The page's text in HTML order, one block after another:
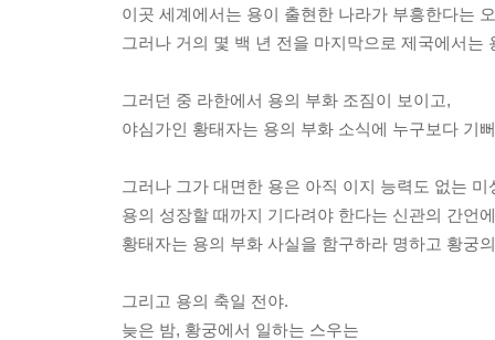
이곳 세계에서는 용이 출현한 나라가 부흥한다는
그러나 거의 몇 백 년 전을 마지막으로 제국에서는
그러던 중 라한에서 용의 부화 조짐이 보이고,
야심가인 황태자는 용의 부화 소식에 누구보다 기
그러나 그가 대면한 용은 아직 이지 능력도 없는
용의 성장할 때까지 기다려야 한다는 신관의 간언에
황태자는 용의 부화 사실을 함구하라 명하고 황궁
그리고 용의 축일 전야.
늦은 밤, 황궁에서 일하는 스우는